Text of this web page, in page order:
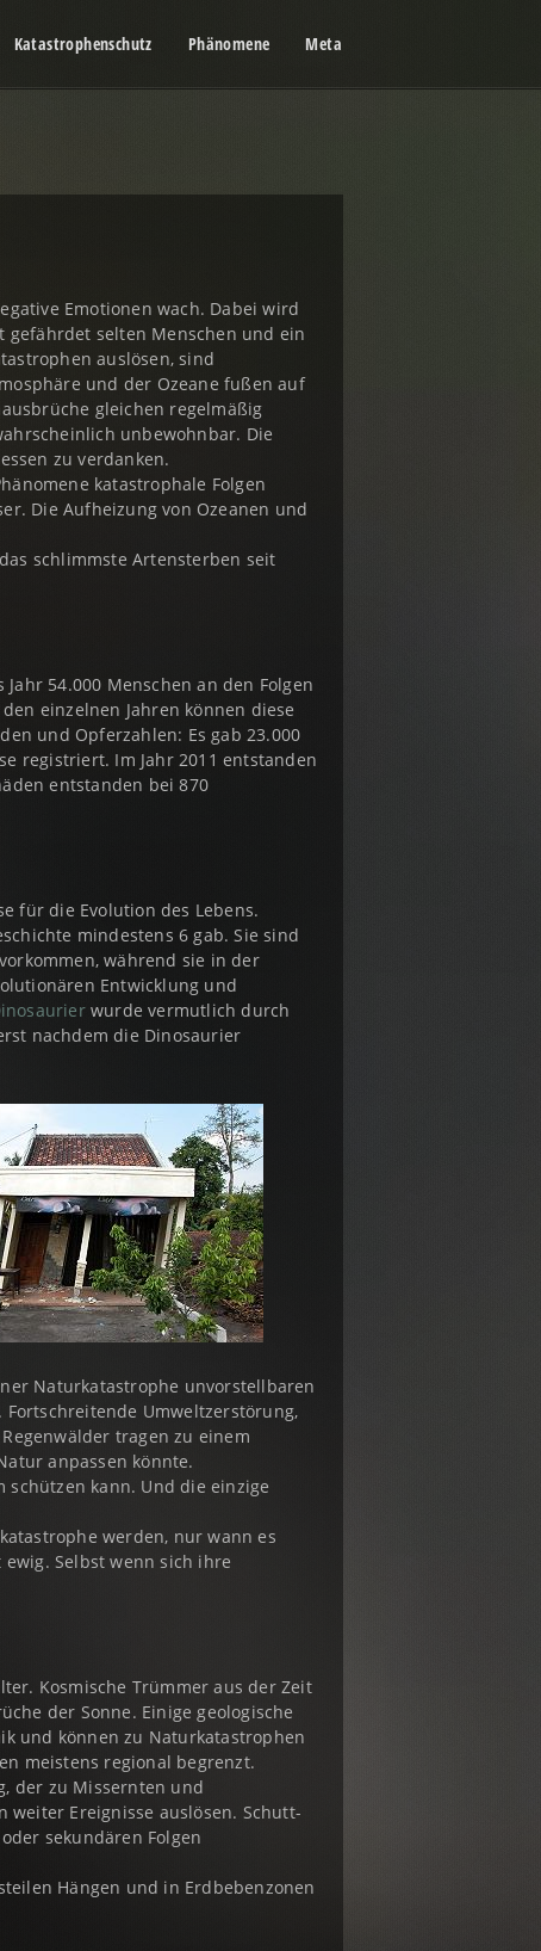
Katastrophenschutz Phänomene Meta
Emotionen wach. Dabei wird
selten Menschen und ein
auslösen, sind
und der Ozeane fußen auf
gleichen regelmäßig
unbewohnbar. Die
zu verdanken.
katastrophale Folgen
Die Aufheizung von Ozeanen und
schlimmste Artensterben seit
54.000 Menschen an den Folgen
einzelnen Jahren können diese
und Opferzahlen: Es gab 23.000
registriert. Im Jahr 2011 entstanden
entstanden bei 870
für die Evolution des Lebens.
mindestens 6 gab. Sie sind
während sie in der
Entwicklung und
wurde vermutlich durch
nachdem die Dinosaurier
Naturkatastrophe unvorstellbaren
Umweltzerstörung,
tragen zu einem
anpassen könnte.
schützen kann. Und die einzige
werden, nur wann es
Selbst wenn sich ihre
Kosmische Trümmer aus der Zeit
der Sonne. Einige geologische
und können zu Naturkatastrophen
meistens regional begrenzt.
der zu Missernten und
weiter Ereignisse auslösen. Schutt-
sekundären Folgen
Hängen und in Erdbebenzonen